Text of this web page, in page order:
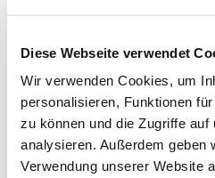
Diese Webseite verwendet
Wir verwenden Cookies, um
personalisieren, Funktionen
zu können und die Zugriffe auf
analysieren. Außerdem geben
Verwendung unserer Website